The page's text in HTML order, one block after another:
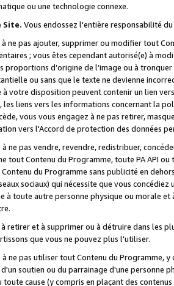
ou une technologie connexe.
Site. Vous endossez l'entière responsabilité
à ne pas ajouter, supprimer ou modifier tout
; vous êtes cependant autorisé(e) à
proportions d’origine de l’image ou à
ou sans que le texte ne devienne
votre disposition peuvent contenir un lien
les liens vers les informations concernant la
vous vous engagez à ne pas retirer,
vers l'Accord de protection des données
à ne pas vendre, revendre, redistribuer,
tout Contenu du Programme, toute PA API
du Programme sans publicité en
sociaux) qui nécessite que vous
à toute autre personne physique ou morale
à retirer et à supprimer ou à détruire dans les
que vous ne pouvez plus l'utiliser.
à ne pas utiliser tout Contenu du Programme,
soutien ou du parrainage d'une personne
cause (y compris en plaçant des